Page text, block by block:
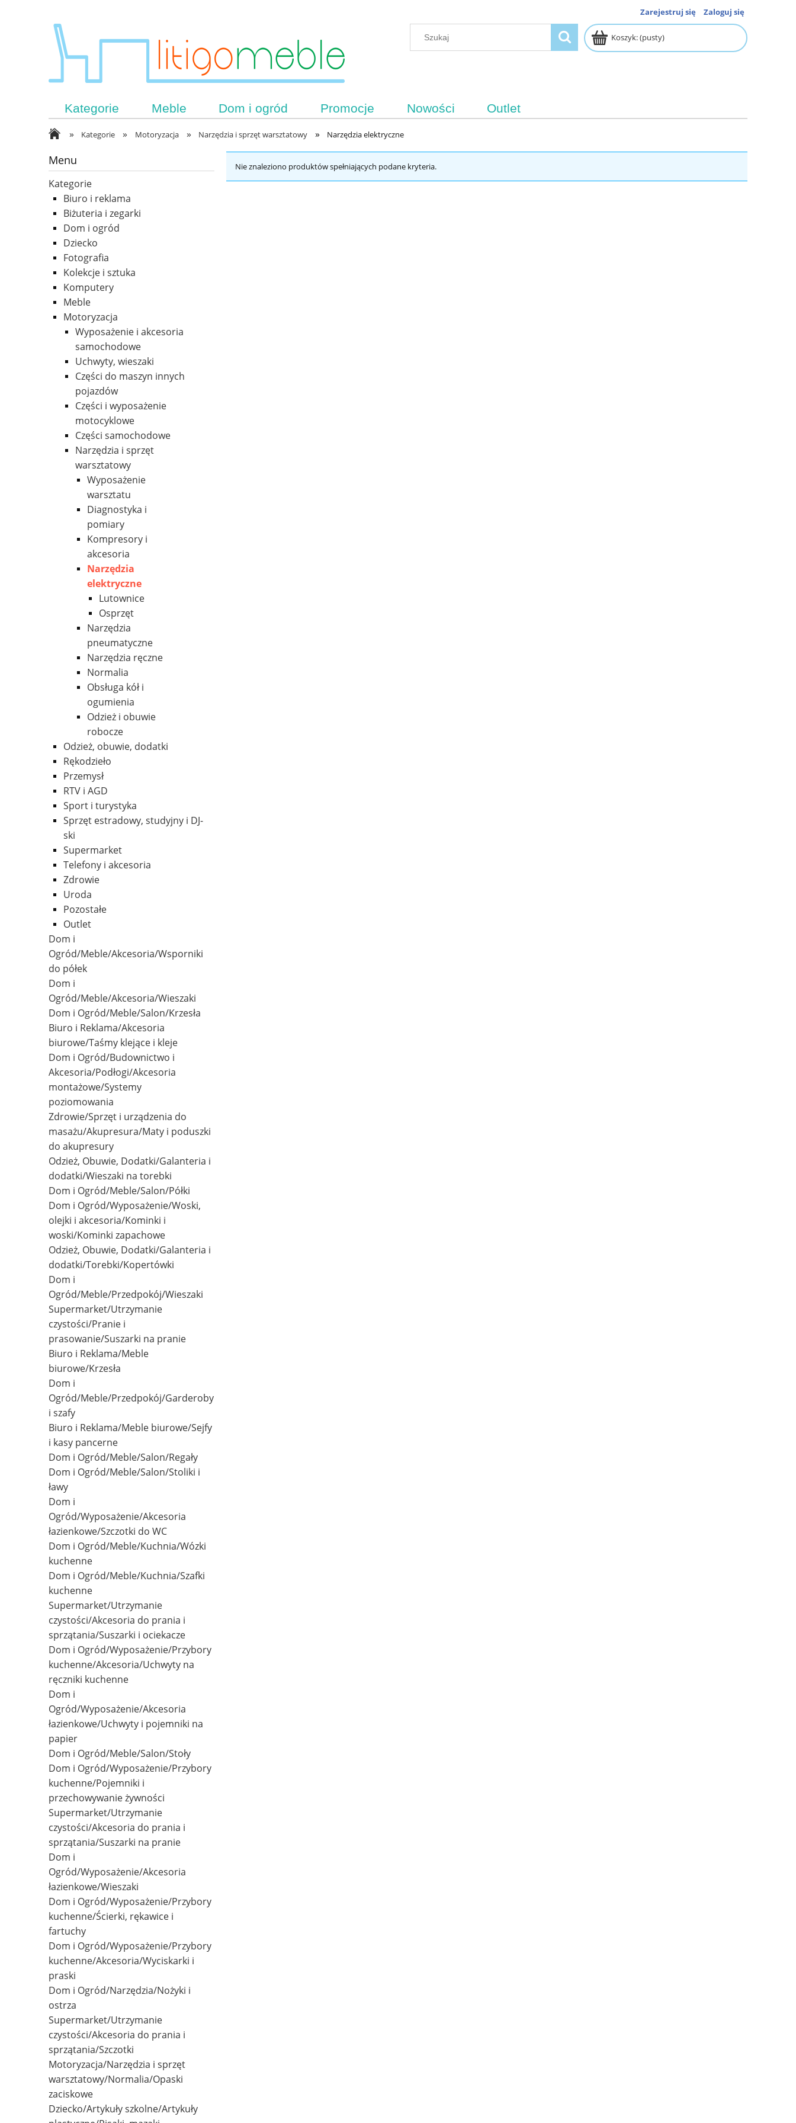
Zarejestruj się Zaloguj się
Koszyk:(pusty)
Kategorie Meble Dom i ogród Promocje Nowości Outlet
» Kategorie » Motoryzacja » Narzędzia i sprzęt warsztatowy » Narzędzia elektryczne
Menu
Kategorie
Biuro i reklama
Biżuteria i zegarki
Dom i ogród
Dziecko
Fotografia
Kolekcje i sztuka
Komputery
Meble
Motoryzacja
Wyposażenie i akcesoria
samochodowe
Uchwyty, wieszaki
Części do maszyn innych
pojazdów
Części i wyposażenie
motocyklowe
Części samochodowe
Narzędzia i sprzęt
warsztatowy
Wyposażenie
warsztatu
Diagnostyka i
pomiary
Kompresory i
akcesoria
Narzędzia
elektryczne
Lutownice
Osprzęt
Narzędzia
pneumatyczne
Narzędzia ręczne
Normalia
Obsługa kół i
ogumienia
Odzież i obuwie
robocze
Odzież, obuwie, dodatki
Rękodzieło
Przemysł
RTV i AGD
Sport i turystyka
Sprzęt estradowy, studyjny i DJ-
ski
Supermarket
Telefony i akcesoria
Zdrowie
Uroda
Pozostałe
Outlet
Dom i
Ogród/Meble/Akcesoria/Wsporniki
do półek
Dom i
Ogród/Meble/Akcesoria/Wieszaki
Dom i Ogród/Meble/Salon/Krzesła
Biuro i Reklama/Akcesoria
biurowe/Taśmy klejące i kleje
Dom i Ogród/Budownictwo i
Akcesoria/Podłogi/Akcesoria
montażowe/Systemy
poziomowania
Zdrowie/Sprzęt i urządzenia do
masażu/Akupresura/Maty i poduszki
do akupresury
Odzież, Obuwie, Dodatki/Galanteria i
dodatki/Wieszaki na torebki
Dom i Ogród/Meble/Salon/Półki
Dom i Ogród/Wyposażenie/Woski,
olejki i akcesoria/Kominki i
woski/Kominki zapachowe
Odzież, Obuwie, Dodatki/Galanteria i
dodatki/Torebki/Kopertówki
Dom i
Ogród/Meble/Przedpokój/Wieszaki
Supermarket/Utrzymanie
czystości/Pranie i
prasowanie/Suszarki na pranie
Biuro i Reklama/Meble
biurowe/Krzesła
Dom i
Ogród/Meble/Przedpokój/Garderoby
i szafy
Biuro i Reklama/Meble biurowe/Sejfy
i kasy pancerne
Dom i Ogród/Meble/Salon/Regały
Dom i Ogród/Meble/Salon/Stoliki i
ławy
Dom i
Ogród/Wyposażenie/Akcesoria
łazienkowe/Szczotki do WC
Dom i Ogród/Meble/Kuchnia/Wózki
kuchenne
Dom i Ogród/Meble/Kuchnia/Szafki
kuchenne
Supermarket/Utrzymanie
czystości/Akcesoria do prania i
sprzątania/Suszarki i ociekacze
Dom i Ogród/Wyposażenie/Przybory
kuchenne/Akcesoria/Uchwyty na
ręczniki kuchenne
Dom i
Ogród/Wyposażenie/Akcesoria
łazienkowe/Uchwyty i pojemniki na
papier
Dom i Ogród/Meble/Salon/Stoły
Dom i Ogród/Wyposażenie/Przybory
kuchenne/Pojemniki i
przechowywanie żywności
Supermarket/Utrzymanie
czystości/Akcesoria do prania i
sprzątania/Suszarki na pranie
Dom i
Ogród/Wyposażenie/Akcesoria
łazienkowe/Wieszaki
Dom i Ogród/Wyposażenie/Przybory
kuchenne/Ścierki, rękawice i
fartuchy
Dom i Ogród/Wyposażenie/Przybory
kuchenne/Akcesoria/Wyciskarki i
praski
Dom i Ogród/Narzędzia/Nożyki i
ostrza
Supermarket/Utrzymanie
czystości/Akcesoria do prania i
sprzątania/Szczotki
Motoryzacja/Narzędzia i sprzęt
warsztatowy/Normalia/Opaski
zaciskowe
Dziecko/Artykuły szkolne/Artykuły
Nie znaleziono produktów spełniających podane kryteria.